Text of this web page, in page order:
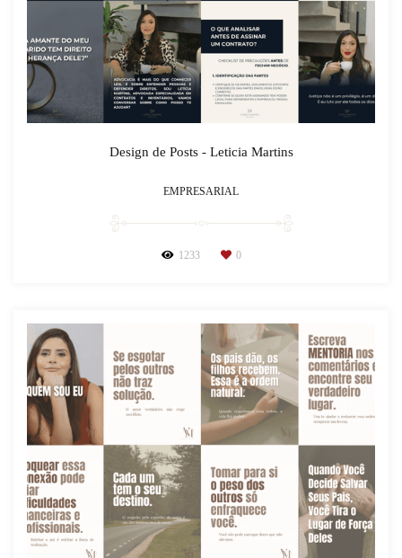
Design de Posts - Leticia Martins
EMPRESARIAL
1233 0